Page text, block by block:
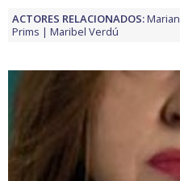
ACTORES RELACIONADOS:
Prims
Maribel Verdú